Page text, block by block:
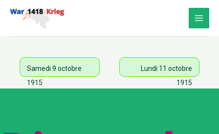
Samedi 9 octobre
1915
Lundi 11 octobre
1915